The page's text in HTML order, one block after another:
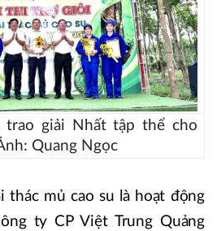
trao giải Nhất tập thể cho
Quang Ngọc
thác mủ cao su là hoạt động
ty CP Việt Trung Quảng